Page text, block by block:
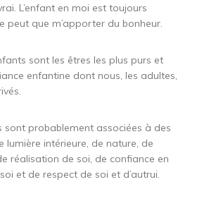
L’enfant en moi est toujours
peut que m’apporter du bonheur.
sont les êtres les plus purs et
enfantine dont nous, les adultes,
sont probablement associées à des
lumière intérieure, de nature, de
réalisation de soi, de confiance en
et de respect de soi et d’autrui.